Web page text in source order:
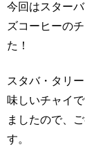
今回はスター
ズコーヒーの
た！
スタバ・タリ
味しいチャイ
ましたので、
す。